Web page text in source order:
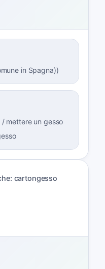
in Spagna))
/ mettere un gesso
cartongesso